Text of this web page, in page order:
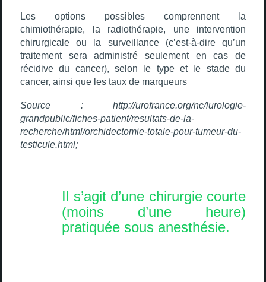
Les options possibles comprennent la
chimiothérapie, la radiothérapie, une intervention
chirurgicale ou la surveillance (c’est-à-dire qu’un
traitement sera administré seulement en cas de
récidive du cancer), selon le type et le stade du
cancer, ainsi que les taux de marqueurs
Source : http://urofrance.org/nc/lurologie-
grandpublic/fiches-patient/resultats-de-la-
recherche/html/orchidectomie-totale-pour-tumeur-du-
testicule.html;
Il s’agit d’une chirurgie courte
(moins d’une heure)
pratiquée sous anesthésie.